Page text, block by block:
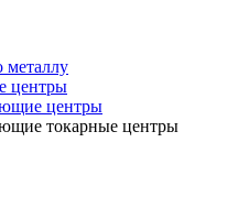
центры
центры
токарные центры